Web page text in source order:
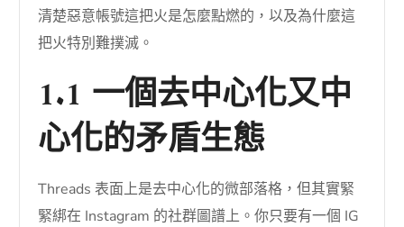
清楚惡意帳號這把火是怎麼點燃的，以及為什麼這
把火特別難撲滅。
1.1 一個去中心化又中
心化的矛盾生態
Threads 表面上是去中心化的微部落格，但其實緊
緊綁在 Instagram 的社群圖譜上。你只要有一個 IG